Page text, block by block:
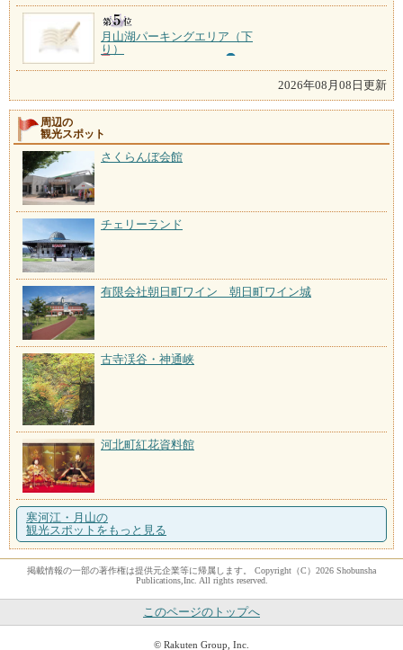
月山湖パーキングエリア（下
り）
2026年08月08日更新
周辺の
観光スポット
さくらんぼ会館
チェリーランド
有限会社朝日町ワイン 朝日町ワイン城
古寺渓谷・神通峡
河北町紅花資料館
寒河江・月山の
観光スポットをもっと見る
掲載情報の一部の著作権は提供元企業等に帰属します。 Copyright（C）2026 Shobunsha
Publications,Inc. All rights reserved.
このページのトップへ
© Rakuten Group, Inc.